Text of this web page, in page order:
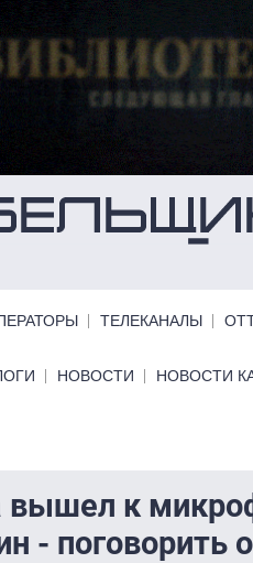
ТЕЛЕКАНАЛЫ
НОВОСТИ НОВОСТИ
вышел к
- поговорить